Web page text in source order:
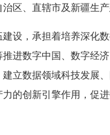
区、直辖市及新疆生
设，承担着培养深化
进数字中国、数字经
立数据领域科技发展
的创新引擎作用，促